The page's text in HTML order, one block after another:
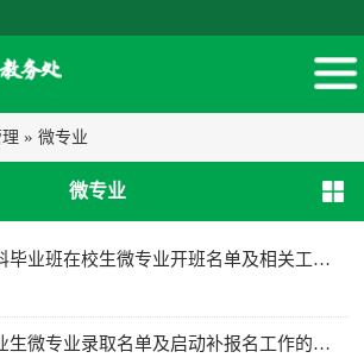
» 微专业
微专业
关于公布2027届本科毕业班在校生微专业开班名单及相关工作安排的通知
关于公布2027届毕业生微专业录取名单及启动补报名工作的通知